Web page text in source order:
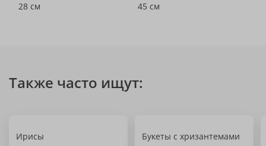
28 см
45 см
Также часто ищут:
Ирисы Букеты с хризантемами